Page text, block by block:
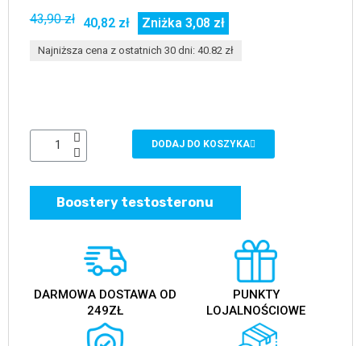
43,90 zł 40,82 zł Zniżka 3,08 zł
Najniższa cena z ostatnich 30 dni: 40.82 zł
DODAJ DO KOSZYKA
Boostery testosteronu
DARMOWA DOSTAWA OD
249ZŁ
PUNKTY
LOJALNOŚCIOWE